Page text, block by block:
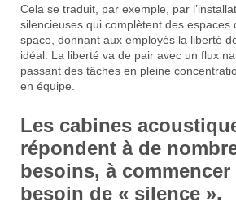
Cela se traduit, par exemple, par
silencieuses qui complètent des espaces
space, donnant aux employés la liberté
idéal. La liberté va de pair avec un flux
passant des tâches en pleine
en équipe.
Les cabines
répondent à de
besoins, à commencer
besoin de « silence ».